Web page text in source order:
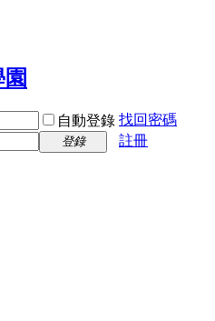
自動登錄 找回密碼
登錄
註冊